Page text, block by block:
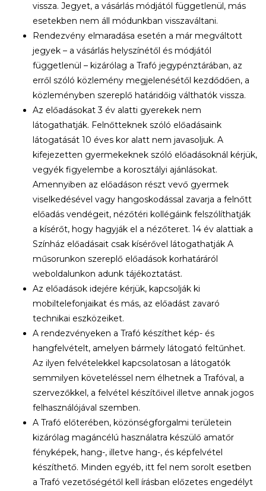
vissza. Jegyet, a vásárlás módjától függetlenül, más
esetekben nem áll módunkban visszaváltani.
Rendezvény elmaradása esetén a már megváltott
jegyek – a vásárlás helyszínétől és módjától
függetlenül – kizárólag a Trafó jegypénztárában, az
erről szóló közlemény megjelenésétől kezdődően, a
közleményben szereplő határidőig válthatók vissza.
Az előadásokat 3 év alatti gyerekek nem
látogathatják. Felnőtteknek szóló előadásaink
látogatását 10 éves kor alatt nem javasoljuk. A
kifejezetten gyermekeknek szóló előadásoknál kérjük,
vegyék figyelembe a korosztályi ajánlásokat.
Amennyiben az előadáson részt vevő gyermek
viselkedésével vagy hangoskodással zavarja a felnőtt
előadás vendégeit, nézőtéri kollégáink felszólíthatják
a kísérőt, hogy hagyják el a nézőteret. 14 év alattiak a
Színház előadásait csak kísérővel látogathatják A
műsorunkon szereplő előadások korhatáráról
weboldalunkon adunk tájékoztatást.
Az előadások idejére kérjük, kapcsolják ki
mobiltelefonjaikat és más, az előadást zavaró
technikai eszközeiket.
A rendezvényeken a Trafó készíthet kép- és
hangfelvételt, amelyen bármely látogató feltűnhet.
Az ilyen felvételekkel kapcsolatosan a látogatók
semmilyen követeléssel nem élhetnek a Trafóval, a
szervezőkkel, a felvétel készítőivel illetve annak jogos
felhasználójával szemben.
A Trafó előterében, közönségforgalmi területein
kizárólag magáncélú használatra készülő amatőr
fényképek, hang-, illetve hang-, és képfelvétel
készíthető. Minden egyéb, itt fel nem sorolt esetben
a Trafó vezetőségétől kell írásban előzetes engedélyt